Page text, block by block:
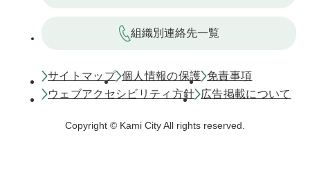
組織別連絡先一覧
サイトマップ 個人情報の保護 免責事項
ウェブアクセシビリティ方針
広告掲載について
Copyright © Kami City All rights reserved.